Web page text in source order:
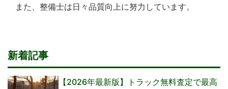
また、整備士は日々品質向上に努力しています。
新着記事
【2026年最新版】トラック無料査定で最高